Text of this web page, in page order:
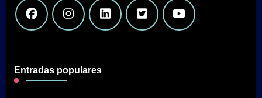
Entradas populares